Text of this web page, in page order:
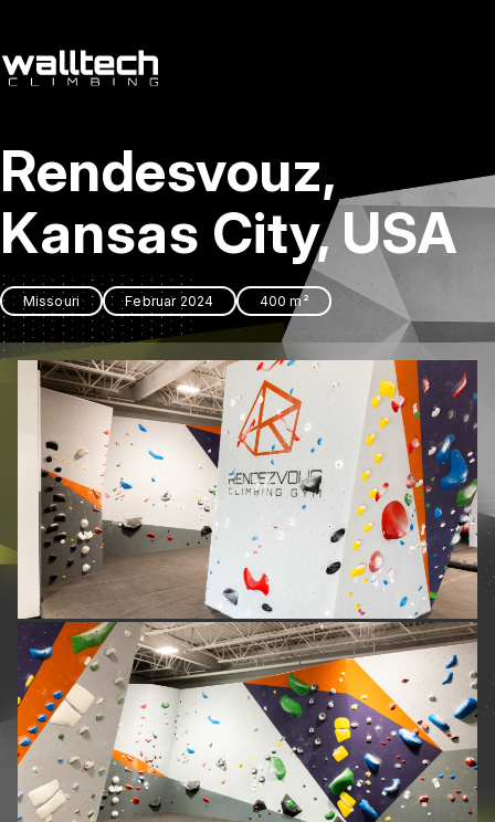
Referenzen
Kontakt
Rendesvouz,
Kansas City, USA
Missouri Februar 2024 400 m²